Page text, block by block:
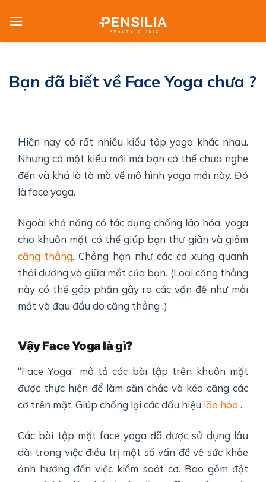
Bạn đã biết về Face Yoga chưa ?
Hiện nay có rất nhiều kiểu tập yoga khác nhau.
Nhưng có một kiểu mới mà bạn có thể chưa nghe
đến và khá là tò mò về mô hình yoga mới này. Đó
là face yoga.
Ngoài khả năng có tác dụng chống lão hóa, yoga
cho khuôn mặt có thể giúp bạn thư giãn và giảm
căng thẳng. Chẳng hạn như các cơ xung quanh
thái dương và giữa mắt của bạn. (Loại căng thẳng
này có thể góp phần gây ra các vấn đề như mỏi
mắt và đau đầu do căng thẳng .)
VậyFace Yoga là gì?
“Face Yoga” mô tả các bài tập trên khuôn mặt
được thực hiện để làm săn chắc và kéo căng các
cơ trên mặt. Giúp chống lại các dấu hiệu lão hóa.
Các bài tập mặt face yoga đã được sử dụng lâu
dài trong việc điều trị một số vấn đề về sức khỏe
ảnh hưởng đến việc kiểm soát cơ. Bao gồm đột